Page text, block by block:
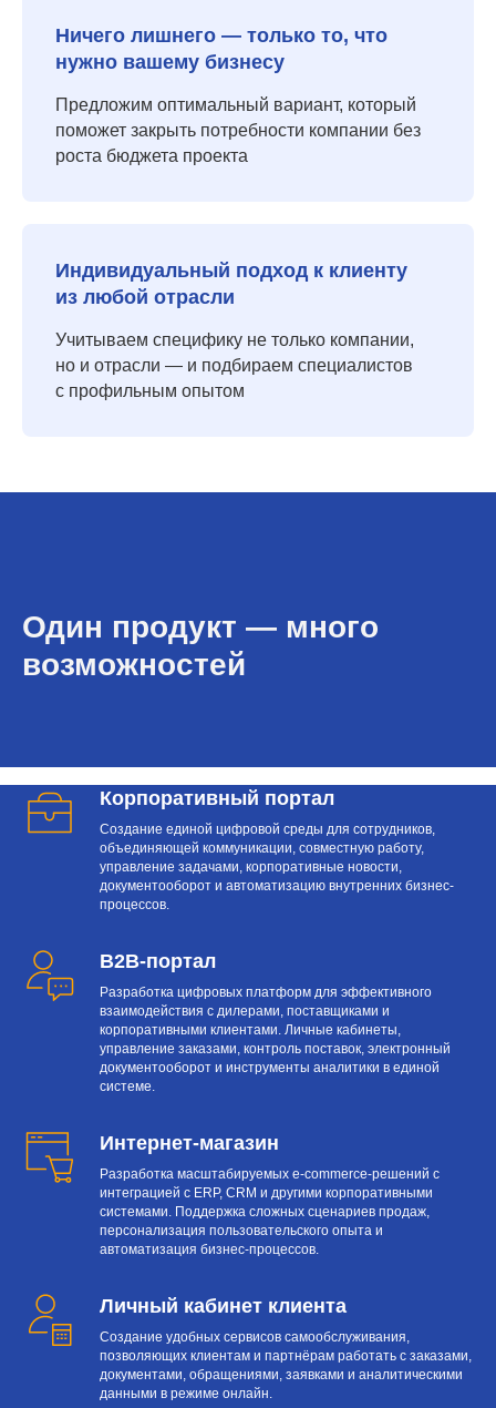
Ничего лишнего — только то, что
нужно вашему бизнесу
Предложим оптимальный вариант, который
поможет закрыть потребности компании без
роста бюджета проекта
Индивидуальный подход к клиенту
из любой отрасли
Учитываем специфику не только компании,
но и отрасли — и подбираем специалистов
с профильным опытом
Один продукт — много
возможностей
Корпоративный портал
Создание единой цифровой среды для сотрудников,
объединяющей коммуникации, совместную работу,
управление задачами, корпоративные новости,
документооборот и автоматизацию внутренних бизнес-
процессов.
B2B-портал
Разработка цифровых платформ для эффективного
взаимодействия с дилерами, поставщиками и
корпоративными клиентами. Личные кабинеты,
управление заказами, контроль поставок, электронный
документооборот и инструменты аналитики в единой
системе.
Интернет-магазин
Разработка масштабируемых e-commerce-решений с
интеграцией с ERP, CRM и другими корпоративными
системами. Поддержка сложных сценариев продаж,
персонализация пользовательского опыта и
автоматизация бизнес-процессов.
Личный кабинет клиента
Создание удобных сервисов самообслуживания,
позволяющих клиентам и партнёрам работать с заказами,
документами, обращениями, заявками и аналитическими
данными в режиме онлайн.